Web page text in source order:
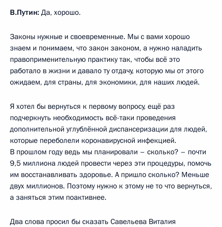
В.Путин: Да, хорошо.
Законы нужные и своевременные. Мы с вами хорошо
знаем и понимаем, что закон законом, а нужно наладить
правоприменительную практику так, чтобы всё это
работало в жизни и давало ту отдачу, которую мы от этого
ожидаем, для страны, для экономики, для наших людей.
Я хотел бы вернуться к первому вопросу, ещё раз
подчеркнуть необходимость всё-таки проведения
дополнительной углублённой диспансеризации для людей,
которые переболели коронавирусной инфекцией.
В прошлом году ведь мы планировали – сколько? – почти
9,5 миллиона людей провести через эти процедуры, помочь
им восстанавливать здоровье. А пришло сколько? Меньше
двух миллионов. Поэтому нужно к этому не то что вернуться,
а заняться этим поактивнее.
Два слова просил бы сказать Савельева Виталия